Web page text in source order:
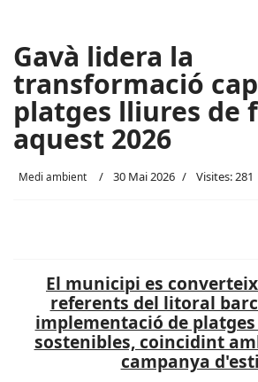
Gavà lidera la
transformació
platges lliures de
aquest 2026
Medi ambient 30 Mai 2026 Visites: 281
El municipi es
referents del litoral
implementació de
sostenibles, coincidint
campanya